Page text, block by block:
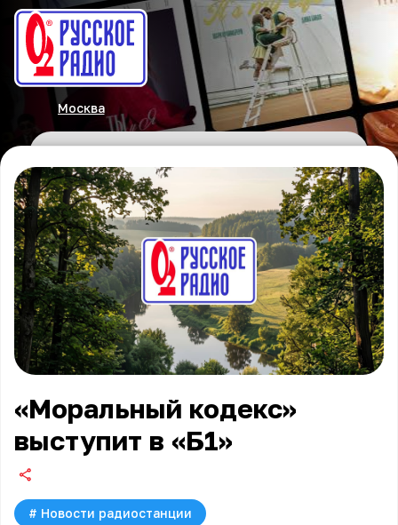
Москва
«Моральный кодекс»
выступит в «Б1»
# Новости радиостанции